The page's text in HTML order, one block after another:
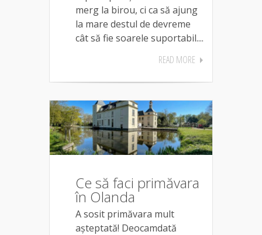
merg la birou, ci ca să ajung
la mare destul de devreme
cât să fie soarele suportabil....
READ MORE
Ce să faci primăvara
în Olanda
A sosit primăvara mult
așteptată! Deocamdată